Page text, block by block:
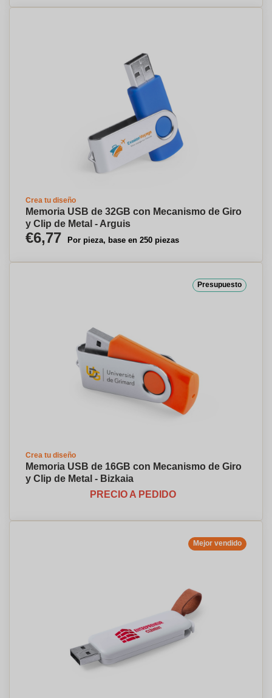
Crea tu diseño
Memoria USB de 32GB con Mecanismo de Giro
y Clip de Metal - Arguis
€6,77 Por pieza, base en 250 piezas
Presupuesto
Crea tu diseño
Memoria USB de 16GB con Mecanismo de Giro
y Clip de Metal - Bizkaia
PRECIO A PEDIDO
Mejor vendido